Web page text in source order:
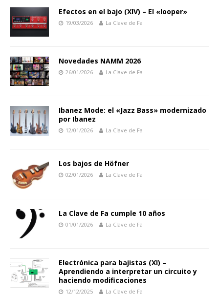
Efectos en el bajo (XIV) – El «looper»
19/03/2026 La Clave de Fa
Novedades NAMM 2026
26/01/2026 La Clave de Fa
Ibanez Mode: el «Jazz Bass» modernizado
por Ibanez
12/01/2026 La Clave de Fa
Los bajos de Höfner
02/01/2026 La Clave de Fa
La Clave de Fa cumple 10 años
01/01/2026 La Clave de Fa
Electrónica para bajistas (XI) –
Aprendiendo a interpretar un circuito y
haciendo modificaciones
12/12/2025 La Clave de Fa